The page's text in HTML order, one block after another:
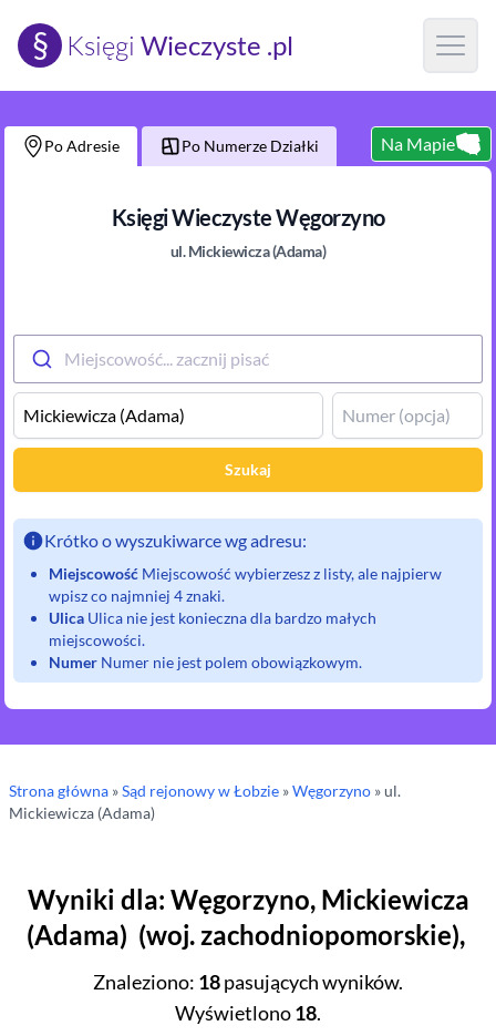
§ Księgi Wieczyste .pl Open
Po Adresie Po Numerze Działki Na Mapie
Księgi WieczysteWęgorzyno
ul.Mickiewicza (Adama)
Miejscowość... zacznij pisać
Szukaj
Krótko o wyszukiwarce wg adresu:
Miejscowość Miejscowość wybierzesz z listy, ale najpierw
wpisz co najmniej 4 znaki.
Ulica Ulica nie jest konieczna dla bardzo małych
miejscowości.
Numer Numer nie jest polem obowiązkowym.
Strona główna »Sąd rejonowyw Łobzie »Węgorzyno » ul.
Mickiewicza (Adama)
Wyniki dla: Węgorzyno, Mickiewicza
(Adama) (woj.zachodniopomorskie),
Znaleziono: 18pasujących wyników.
Wyświetlono18.